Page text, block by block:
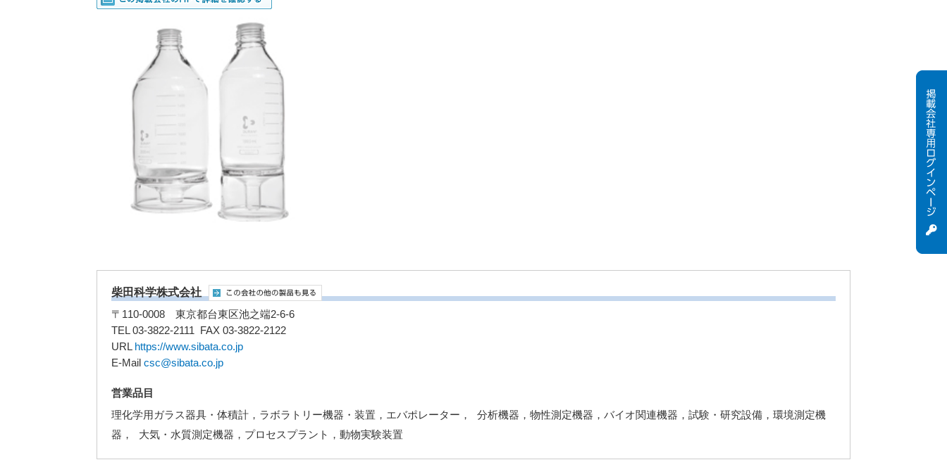
柴田科学株式会社
〒110-0008 東京都台東区池之端2-6-6
TEL 03-3822-2111 FAX 03-3822-2122
URL https://www.sibata.co.jp
E-Mail csc@sibata.co.jp
営業品目
理化学用ガラス器具・体積計，ラボラトリー機器・装置，エバポレーター， 分析機器，物性測定機器，バイオ関連機器，試験・研究設備，環境測定機
器， 大気・水質測定機器，プロセスプラント，動物実験装置